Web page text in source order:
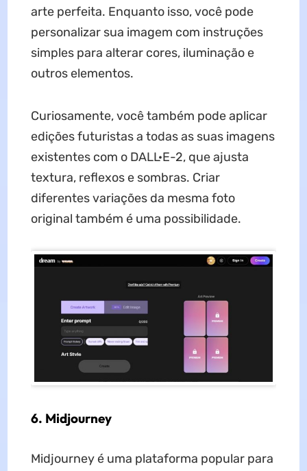
arte perfeita. Enquanto isso, você pode
personalizar sua imagem com instruções
simples para alterar cores, iluminação e
outros elementos.
Curiosamente, você também pode aplicar
edições futuristas a todas as suas imagens
existentes com o DALL·E-2, que ajusta
textura, reflexos e sombras. Criar
diferentes variações da mesma foto
original também é uma possibilidade.
6. Midjourney
Midjourney é uma plataforma popular para